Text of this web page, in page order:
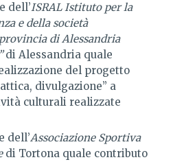
dell’ISRAL Istituto per la
e della società
di Alessandria
di Alessandria quale
del progetto
divulgazione” a
culturali realizzate
dell’Associazione Sportiva
di Tortona quale contributo